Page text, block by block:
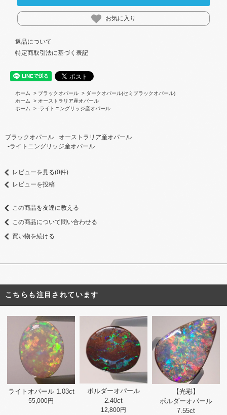
お気に入り
返品について
特定商取引法に基づく表記
ホーム > ブラックオパール > ダークオパール(セミブラックオパール)
ホーム
> オーストラリア産オパール
ホーム
> -ライトニングリッジ産オパール
ブラックオパール
オーストラリア産オパール
-ライトニングリッジ産オパール
レビューを見る(0件)
レビューを投稿
この商品を友達に教える
この商品について問い合わせる
買い物を続ける
こちらも注目されています
ライトオパール 1.03ct
55,000円
ボルダーオパール
2.40ct
12,800円
【光彩】
ボルダーオパール
7.55ct